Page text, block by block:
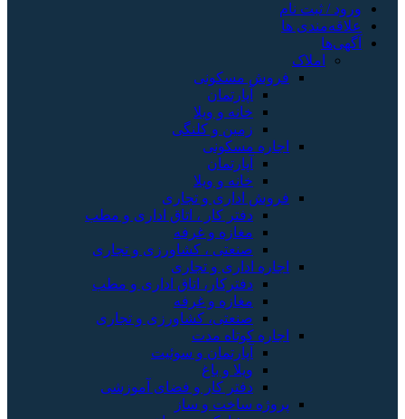
ورود / ثبت نام
علاقه‌مندی ها
آگهی‌ها
املاک
فروش مسکونی
آپارتمان
خانه و ویلا
زمین و کلنگی
اجاره مسکونی
آپارتمان
خانه و ویلا
فروش اداری و تجاری
دفتر کار ، اتاق اداری و مطب
مغازه و غرفه
صنعتی ، کشاورزی و تجاری
اجاره اداری و تجاری
دفترکار، اتاق اداری و مطب
مغازه و غرفه
صنعتی، کشاورزی و تجاری
اجاره کوتاه مدت
آپارتمان و سوئیت
ویلا و باغ
دفتر کار و فضای آموزشی
پروژه ساخت و ساز